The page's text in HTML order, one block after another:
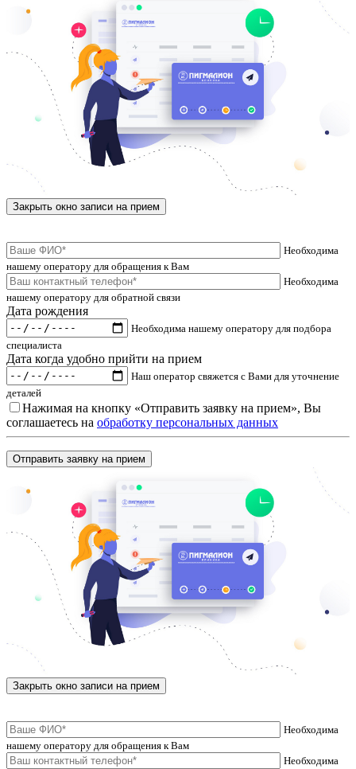
Закрыть окно записи на прием
Необходима
нашему оператору для обращения к Вам
Необходима
нашему оператору для обратной связи
Дата рождения
Необходима нашему оператору для подбора
специалиста
Дата когда удобно прийти на прием
Наш оператор свяжется с Вами для уточнение
деталей
Нажимая на кнопку «Отправить заявку на прием», Вы
соглашаетесь на обработку персональных данных
Закрыть окно записи на прием
Необходима
нашему оператору для обращения к Вам
Необходима